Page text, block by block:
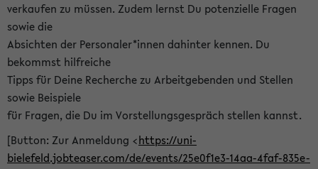
verkaufen zu müssen. Zudem lernst Du potenzielle Fragen
sowie die
Absichten der Personaler*innen dahinter kennen. Du
bekommst hilfreiche
Tipps für Deine Recherche zu Arbeitgebenden und Stellen
sowie Beispiele
für Fragen, die Du im Vorstellungsgespräch stellen kannst.
[Button: Zur Anmeldung <https://uni-
bielefeld.jobteaser.com/de/events/25e0f1e3-14aa-4faf-835e-